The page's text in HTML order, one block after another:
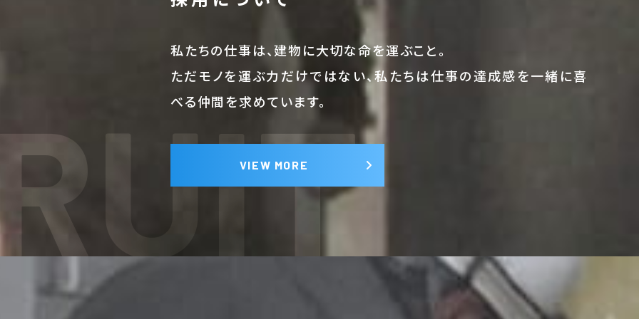
私たちの仕事は、建物に大切な命を運ぶこと。
ただモノを運ぶ力だけではない、私たちは仕事の達成感を一緒に喜
べる仲間を求めています。
VIEW MORE